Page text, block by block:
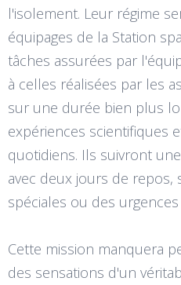
l'isolement. Leur régime
équipages de la Station
tâches assurées par
à celles réalisées par les
sur une durée bien plus
expériences scientifiques
quotidiens. Ils suivront
avec deux jours de repos,
spéciales ou des
Cette mission manquera
des sensations d'un